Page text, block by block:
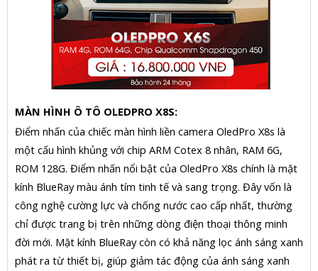
MÀN HÌNH Ô TÔ OLEDPRO X8S:
Điểm nhấn của chiếc màn hình liền camera OledPro X8s là
một cấu hình khủng với chip ARM Cotex 8 nhân, RAM 6G,
ROM 128G. Điểm nhấn nổi bật của OledPro X8s chính là mặt
kính BlueRay màu ánh tím tinh tế và sang trọng. Đây vốn là
công nghệ cường lực và chống nước cao cấp nhất, thường
chỉ được trang bị trên những dòng điện thoại thông minh
đời mới. Mặt kính BlueRay còn có khả năng lọc ánh sáng xanh
phát ra từ thiết bị, giúp giảm tác động của ánh sáng xanh